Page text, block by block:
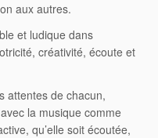
aux autres.
et ludique dans
créativité, écoute et
attentes de chacun,
la musique comme
qu’elle soit écoutée,